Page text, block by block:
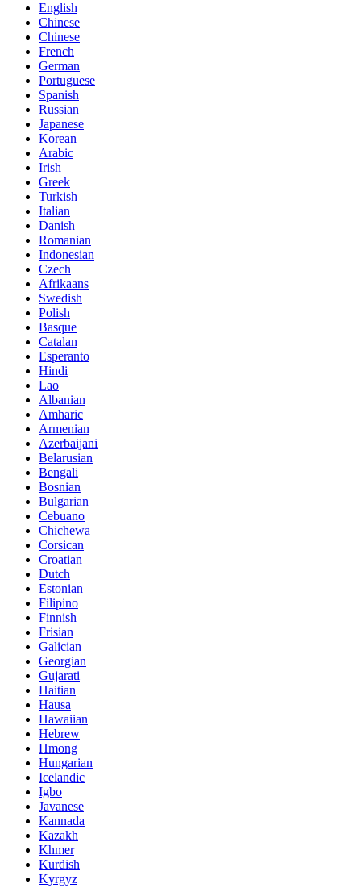
English
Chinese
Chinese
French
German
Portuguese
Spanish
Russian
Japanese
Korean
Arabic
Irish
Greek
Turkish
Italian
Danish
Romanian
Indonesian
Czech
Afrikaans
Swedish
Polish
Basque
Catalan
Esperanto
Hindi
Lao
Albanian
Amharic
Armenian
Azerbaijani
Belarusian
Bengali
Bosnian
Bulgarian
Cebuano
Chichewa
Corsican
Croatian
Dutch
Estonian
Filipino
Finnish
Frisian
Galician
Georgian
Gujarati
Haitian
Hausa
Hawaiian
Hebrew
Hmong
Hungarian
Icelandic
Igbo
Javanese
Kannada
Kazakh
Khmer
Kurdish
Kyrgyz